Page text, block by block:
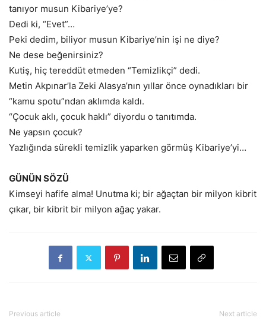
tanıyor musun Kibariye’ye?
Dedi ki, “Evet”…
Peki dedim, biliyor musun Kibariye’nin işi ne diye?
Ne dese beğenirsiniz?
Kutiş, hiç tereddüt etmeden “Temizlikçi” dedi.
Metin Akpınar’la Zeki Alasya’nın yıllar önce oynadıkları bir
“kamu spotu”ndan aklımda kaldı.
“Çocuk aklı, çocuk haklı” diyordu o tanıtımda.
Ne yapsın çocuk?
Yazlığında sürekli temizlik yaparken görmüş Kibariye’yi…
GÜNÜN SÖZÜ
Kimseyi hafife alma! Unutma ki; bir ağaçtan bir milyon kibrit
çıkar, bir kibrit bir milyon ağaç yakar.
Previous article Next article